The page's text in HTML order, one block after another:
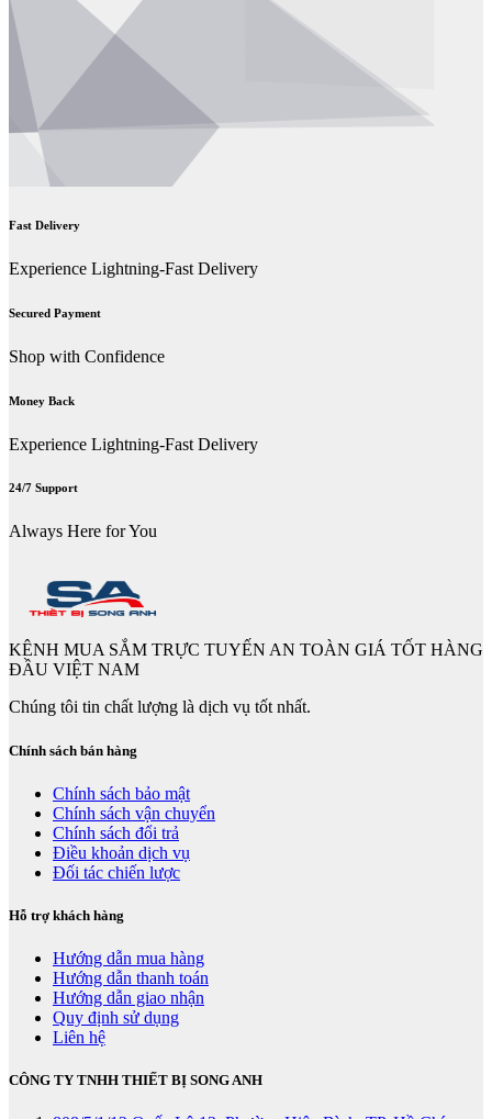
Fast Delivery
Experience Lightning-Fast Delivery
Secured Payment
Shop with Confidence
Money Back
Experience Lightning-Fast Delivery
24/7 Support
Always Here for You
KÊNH MUA SẮM TRỰC TUYẾN AN TOÀN GIÁ TỐT HÀNG
ĐẦU VIỆT NAM
Chúng tôi tin chất lượng là dịch vụ tốt nhất.
Chính sách bán hàng
Chính sách bảo mật
Chính sách vận chuyển
Chính sách đổi trả
Điều khoản dịch vụ
Đối tác chiến lược
Hỗ trợ khách hàng
Hướng dẫn mua hàng
Hướng dẫn thanh toán
Hướng dẫn giao nhận
Quy định sử dụng
Liên hệ
CÔNG TY TNHH THIẾT BỊ SONG ANH